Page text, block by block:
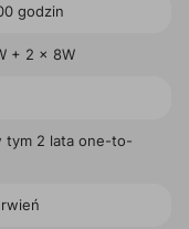
godzin
+ 2 x 8W
tym 2 lata one-to-